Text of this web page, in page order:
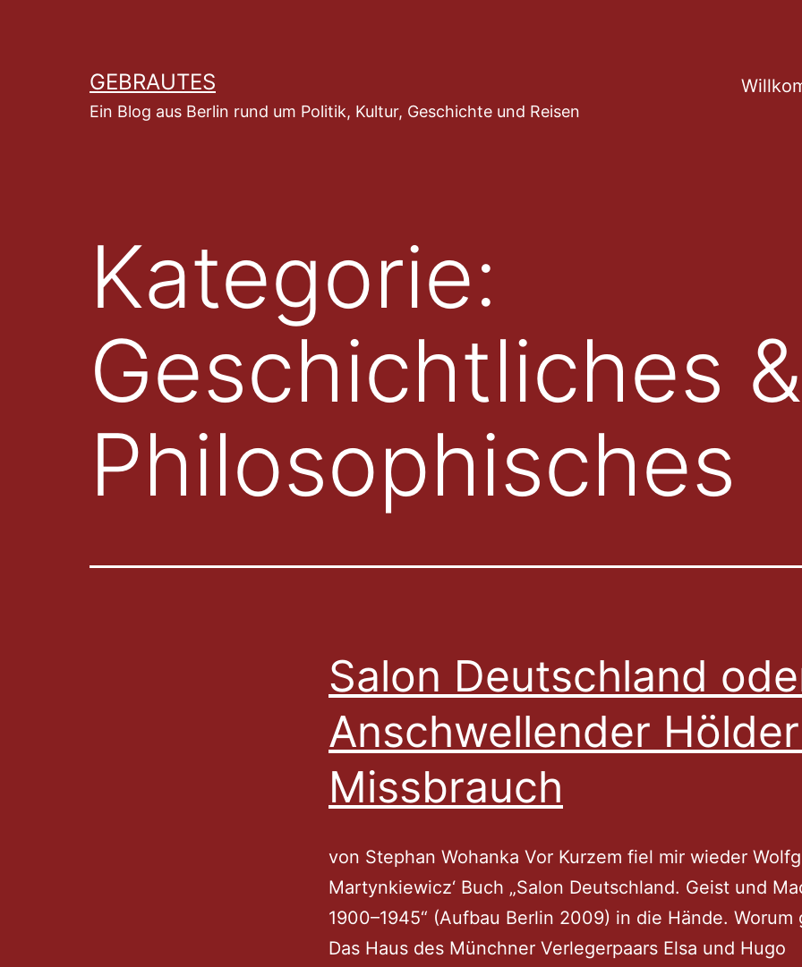
GEBRAUTES
Ein Blog aus Berlin rund um Politik, Kultur, Geschichte und Reisen
Kategorie:
Geschichtliches &
Philosophisches
Salon Deutschland
Anschwellender
Missbrauch
von Stephan Wohanka Vor Kurzem fiel mir wieder
Martynkiewicz‘ Buch „Salon Deutschland. Geist und
1900–1945“ (Aufbau Berlin 2009) in die Hände. Worum
Das Haus des Münchner Verlegerpaars Elsa und Hugo